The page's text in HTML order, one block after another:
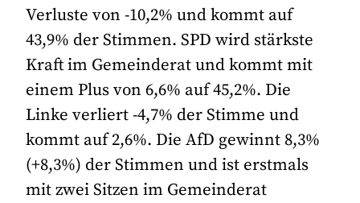
Verluste von -10,2% und kommt auf
43,9% der Stimmen. SPD wird stärkste
Kraft im Gemeinderat und kommt mit
einem Plus von 6,6% auf 45,2%. Die
Linke verliert -4,7% der Stimme und
kommt auf 2,6%. Die AfD gewinnt 8,3%
(+8,3%) der Stimmen und ist erstmals
mit zwei Sitzen im Gemeinderat